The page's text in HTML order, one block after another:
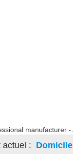
actuel : Domicile